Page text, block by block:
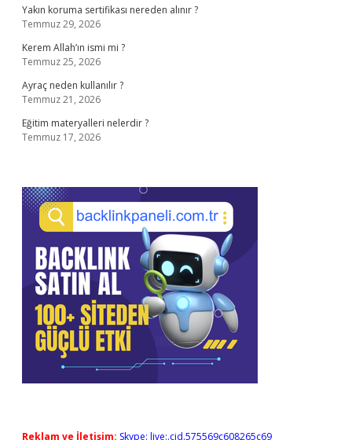
Yakın koruma sertifikası nereden alınır ?
Temmuz 29, 2026
Kerem Allah’ın ismi mi ?
Temmuz 25, 2026
Ayraç neden kullanılır ?
Temmuz 21, 2026
Eğitim materyalleri nelerdir ?
Temmuz 17, 2026
Reklam ve İletişim: Skype: live:.cid.575569c608265c69